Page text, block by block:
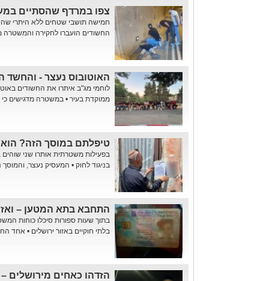
צפו במרדף שהסתיים
חמישה תושבי שטחים ללא היתרי
החשודים הועברו לחקירה
האוטובוס נעצר - והחשד
לוחמי מג"ב איתרו את החשודים
ממוקדת בעיר • במשטרה מדגישים
טיפלתם במוסך הזה?
בפעילות משטרתית אותרו שני
בניגוד לחוק • המעסיק נעצר,
התחבא בתא המטען – ואז
בתוך שעות ספורות סיכלו כוחות
בלתי חוקיים באזור ירושלים • אחד
הזדהו כאחים מירושלים